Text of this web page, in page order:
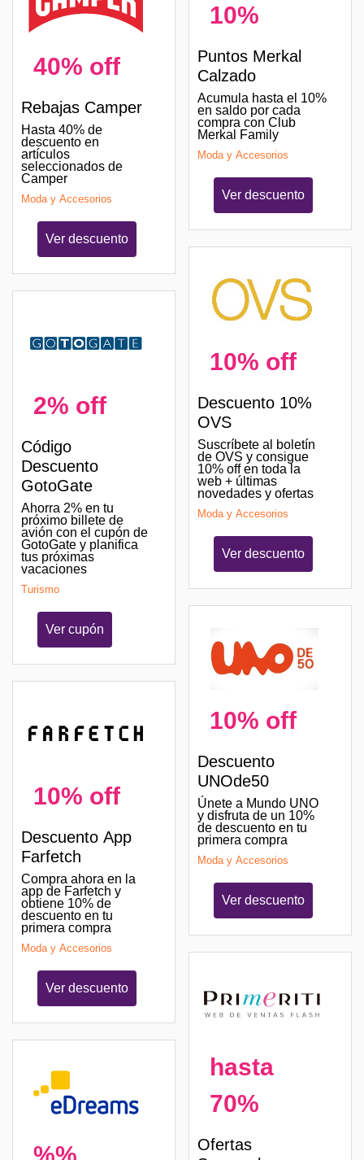
40% off
Rebajas Camper
Hasta 40% de
descuento en
artículos
seleccionados de
Camper
Moda y Accesorios
Ver descuento
2% off
Código
Descuento
GotoGate
Ahorra 2% en tu
próximo billete de
avión con el cupón de
GotoGate y planifica
tus próximas
vacaciones
Turismo
Ver cupón
10% off
Descuento App
Farfetch
Compra ahora en la
app de Farfetch y
obtiene 10% de
descuento en tu
primera compra
Moda y Accesorios
Ver descuento
%%
10%
Puntos Merkal
Calzado
Acumula hasta el 10%
en saldo por cada
compra con Club
Merkal Family
Moda y Accesorios
Ver descuento
10% off
Descuento 10%
OVS
Suscríbete al boletín
de OVS y consigue
10% off en toda la
web + últimas
novedades y ofertas
Moda y Accesorios
Ver descuento
10% off
Descuento
UNOde50
Únete a Mundo UNO
y disfruta de un 10%
de descuento en tu
primera compra
Moda y Accesorios
Ver descuento
hasta
70%
Ofertas